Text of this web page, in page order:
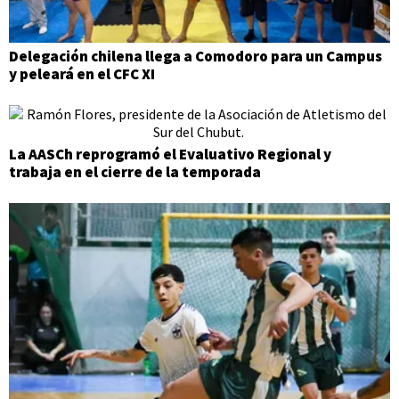
Delegación chilena llega a Comodoro para un Campus
y peleará en el CFC XI
La AASCh reprogramó el Evaluativo Regional y
trabaja en el cierre de la temporada